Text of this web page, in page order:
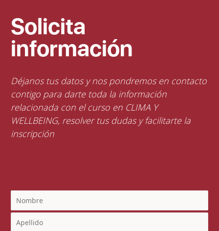
Solicita
información
Déjanos tus datos y nos pondremos en contacto
contigo para darte toda la información
relacionada con el curso en CLIMA Y
WELLBEING, resolver tus dudas y facilitarte la
inscripción